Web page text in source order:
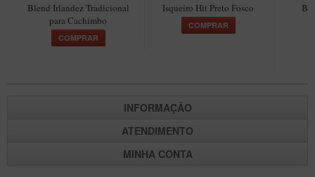
Blend Irlandez Tradicional
para Cachimbo
COMPRAR
Isqueiro Hit Preto Fosco
COMPRAR
INFORMAÇÃO
ATENDIMENTO
MINHA CONTA